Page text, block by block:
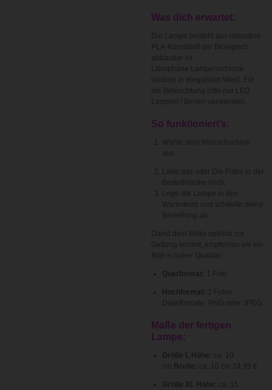
Was dich erwartet:
Die Lampe besteht aus robustem
PLA-Kunststoff der Biologisch
abbaubar ist.
Lithophane Lampenschirme
bleiben in elegantem Weiß. Für
die Beleuchtung bitte nur LED
Lampen / Birnen verwenden.
So funktioniert’s:
Wähle dein Wunschschirm
Lade das oder Die Fotos in der
Bestellmaske hoch.
Lege die Lampe in den
Warenkorb und schließe deine
Bestellung ab.
Damit dein Motiv optimal zur
Geltung kommt, empfehlen wir ein
Bild in hoher Qualität:
Querformat: 1 Foto
Hochformat:
2 Fotos
Dateiformate: PNG oder JPEG.
Maße der fertigen
Lampe:
Größe L Höhe:
ca. 10
Breite: ca. 10 cm 24,95 €
Größe XL Höhe:
ca. 15